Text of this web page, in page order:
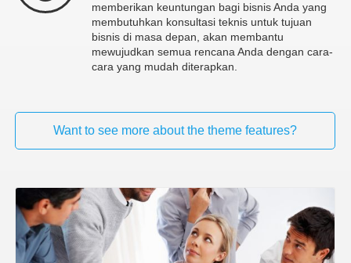
memberikan keuntungan bagi bisnis Anda yang
membutuhkan konsultasi teknis untuk tujuan
bisnis di masa depan, akan membantu
mewujudkan semua rencana Anda dengan cara-
cara yang mudah diterapkan.
Want to see more about the theme features?